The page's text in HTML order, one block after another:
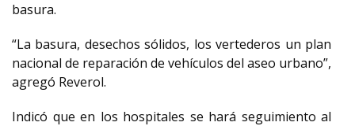
basura.
“La basura, desechos sólidos, los vertederos un plan
nacional de reparación de vehículos del aseo urbano”,
agregó Reverol.
Indicó que en los hospitales se hará seguimiento al